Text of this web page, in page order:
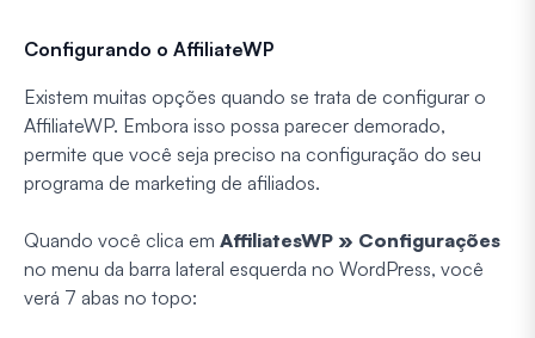
Configurando o AffiliateWP
Existem muitas opções quando se trata de configurar o
AffiliateWP. Embora isso possa parecer demorado,
permite que você seja preciso na configuração do seu
programa de marketing de afiliados.
Quando você clica em AffiliatesWP » Configurações
no menu da barra lateral esquerda no WordPress, você
verá 7 abas no topo: